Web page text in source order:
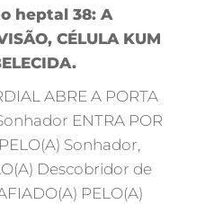
heptal 38: A
CÉLULA KUM
ABRE A PORTA
ENTRA POR
Sonhador,
Descobridor de
PELO(A)